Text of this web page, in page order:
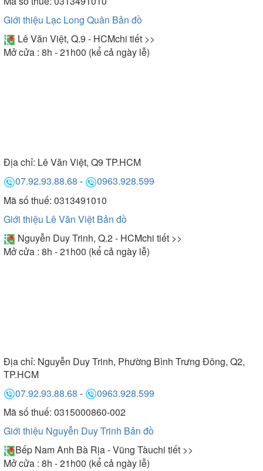
Giới thiệu Lạc Long Quân Bản đồ
Lê Văn Việt, Q.9 - HCMchi tiết >>
Mở cửa : 8h - 21h00 (kể cả ngày lễ)
Địa chỉ: Lê Văn Việt, Q9 TP.HCM
07.92.93.88.68 -
0963.928.599
Mã số thuế: 0313491010
Giới thiệu Lê Văn Việt Bản đồ
Nguyễn Duy Trinh, Q.2 - HCMchi tiết >>
Mở cửa : 8h - 21h00 (kể cả ngày lễ)
Địa chỉ: Nguyễn Duy Trinh, Phường Bình Trưng Đông, Q2,
TP.HCM
07.92.93.88.68 -
0963.928.599
Mã số thuế: 0315000860-002
Giới thiệu Nguyễn Duy Trinh Bản đồ
Bếp Nam Anh Bà Rịa - Vũng Tàuchi tiết >>
Mở cửa : 8h - 21h00 (kể cả ngày lễ)